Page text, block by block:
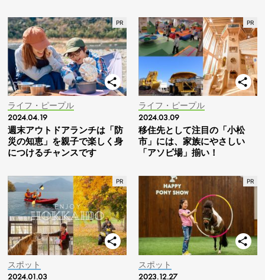
ライフ・ピープル
2024.04.19
週末アウトドアランチは「防
災の知恵」を親子で楽しく身
につけるチャンスです
ライフ・ピープル
2024.03.09
移住先として注目の「小松
市」には、家族にやさしい
「アソビ場」揃い！
スポット
2024.01.03
スポット
2023.12.27